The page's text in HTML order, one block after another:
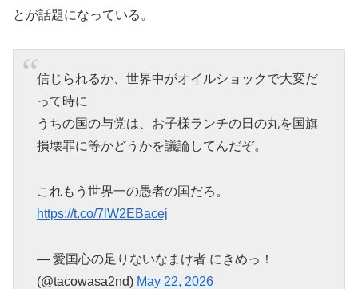
とが話題になっている。
信じられるか、世界中がオイルショックで大変だ
って時に
うちの国の与党は、お子様ランチの日の丸を国旗
損壊罪に等かどうかを議論してんだぞ。
これもう世界一の愚者の国だろ。
https://t.co/7lW2EBacej
— 愛国心の足りないなまけ者 にきめっ！
(@tacowasa2nd) May 22, 2026